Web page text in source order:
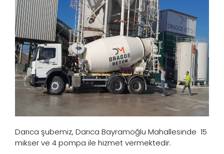
Darıca şubemiz, Darıca Bayramoğlu Mahallesinde 15
mikser ve 4 pompa ile hizmet vermektedir.